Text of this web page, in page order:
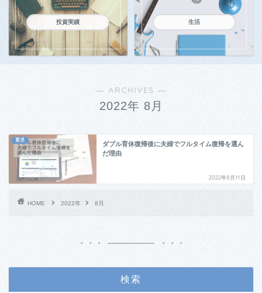
投資実績 生活
― ARCHIVES ―
2022年 8月
育児
ダブル育休復帰後に夫婦でフルタイム復帰を選ん
だ理由
2022年8月11日
HOME 2022年 8月
検索